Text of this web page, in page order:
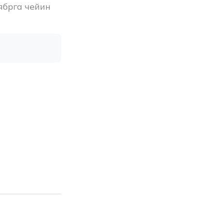
чейин